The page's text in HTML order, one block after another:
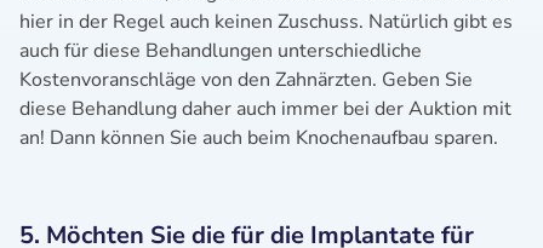
hier in der Regel auch keinen Zuschuss. Natürlich gibt es
auch für diese Behandlungen unterschiedliche
Kostenvoranschläge von den Zahnärzten. Geben Sie
diese Behandlung daher auch immer bei der Auktion mit
an! Dann können Sie auch beim Knochenaufbau sparen.
5. Möchten Sie die für die Implantate für